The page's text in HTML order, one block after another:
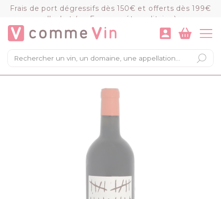
Frais de port dégressifs dès 150€ et offerts dès 199€
d'achat (en France métropolitaine)
×
Mon panier
Chargement du panier...
VOIR LE PANIER COMMANDER
Panneau de gestion des cookies